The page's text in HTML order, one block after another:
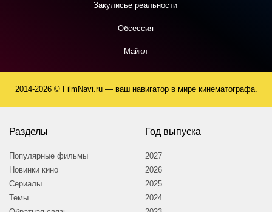
Закулисье реальности
Обсессия
Майкл
2014-2026 © FilmNavi.ru — ваш навигатор в мире кинематографа.
Разделы
Популярные фильмы
Новинки кино
Сериалы
Темы
Год выпуска
2027
2026
2025
2024